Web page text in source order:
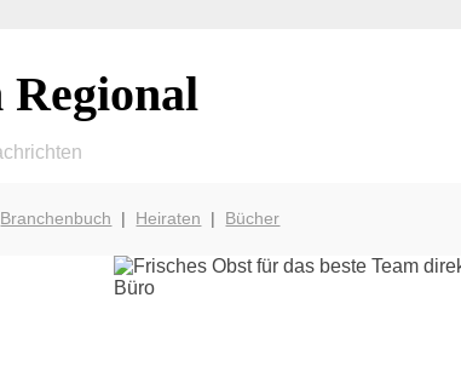
Branchenbuch | Heiraten | Bücher